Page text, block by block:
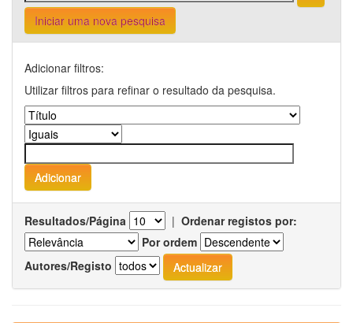
Iniciar uma nova pesquisa
Adicionar filtros:
Utilizar filtros para refinar o resultado da pesquisa.
Resultados/Página | Ordenar registos por:
Por ordem
Autores/Registo